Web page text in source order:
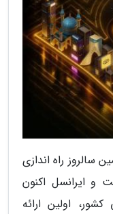
نوزدهمین سالروز راه اندازی
و ایرانسل اکنون
اولین ارائه